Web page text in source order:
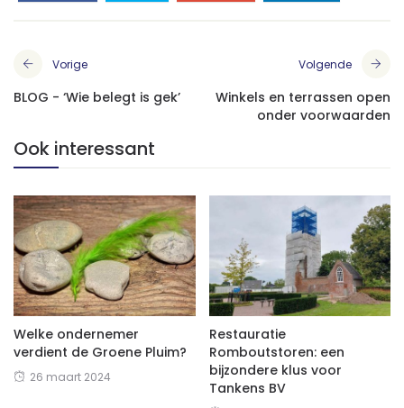
Vorige
BLOG - ‘Wie belegt is gek’
Volgende
Winkels en terrassen open
onder voorwaarden
Ook interessant
Welke ondernemer
verdient de Groene Pluim?
26 maart 2024
Restauratie
Romboutstoren: een
bijzondere klus voor
Tankens BV